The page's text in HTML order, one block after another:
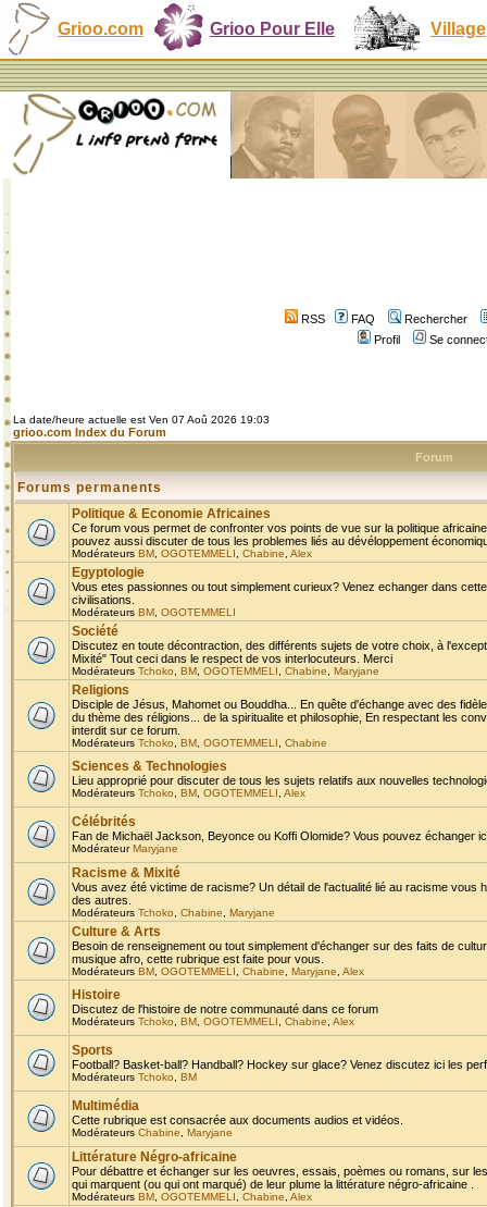
Grioo.com Grioo Pour Elle Village
RSS FAQ
Rechercher
Profil
Se
La date/heure actuelle est Ven 07 Aoû 2026 19:03
grioo.com Index du Forum
Forum
Forums permanents
Politique & Economie Africaines
Ce forum vous permet de confronter vos points de vue sur la politique
pouvez aussi discuter de tous les problemes liés au dévéloppement
Modérateurs BM OGOTEMMELI Chabine Alex
Egyptologie
Vous etes passionnes ou tout simplement curieux? Venez echanger dans
civilisations.
Modérateurs BM OGOTEMMELI
Société
Discutez en toute décontraction, des différents sujets de votre choix, à
Mixité" Tout ceci dans le respect de vos interlocuteurs. Merci
Modérateurs Tchoko BM OGOTEMMELI Chabine Maryjane
Religions
Disciple de Jésus, Mahomet ou Bouddha... En quête d'échange avec des
du thème des réligions... de la spiritualite et philosophie, En respectant les
interdit sur ce forum.
Modérateurs Tchoko BM OGOTEMMELI Chabine
Sciences & Technologies
Lieu approprié pour discuter de tous les sujets relatifs aux nouvelles
Modérateurs Tchoko BM OGOTEMMELI Alex
Célébrités
Fan de Michaël Jackson, Beyonce ou Koffi Olomide? Vous pouvez échanger
ModérateurMaryjane
Racisme & Mixité
Vous avez été victime de racisme? Un détail de l'actualité lié au racisme
des autres.
Modérateurs Tchoko Chabine Maryjane
Culture & Arts
Besoin de renseignement ou tout simplement d'échanger sur des faits de
musique afro, cette rubrique est faite pour vous.
Modérateurs BM OGOTEMMELI Chabine Maryjane Alex
Histoire
Discutez de l'histoire de notre communauté dans ce forum
Modérateurs Tchoko BM OGOTEMMELI Chabine Alex
Sports
Football? Basket-ball? Handball? Hockey sur glace? Venez discutez ici les
Modérateurs Tchoko BM
Multimédia
Cette rubrique est consacrée aux documents audios et vidéos.
Modérateurs Chabine Maryjane
Littérature Négro-africaine
Pour débattre et échanger sur les oeuvres, essais, poèmes ou romans, sur
qui marquent (ou qui ont marqué) de leur plume la littérature négro-africaine .
Modérateurs BM OGOTEMMELI Chabine Alex